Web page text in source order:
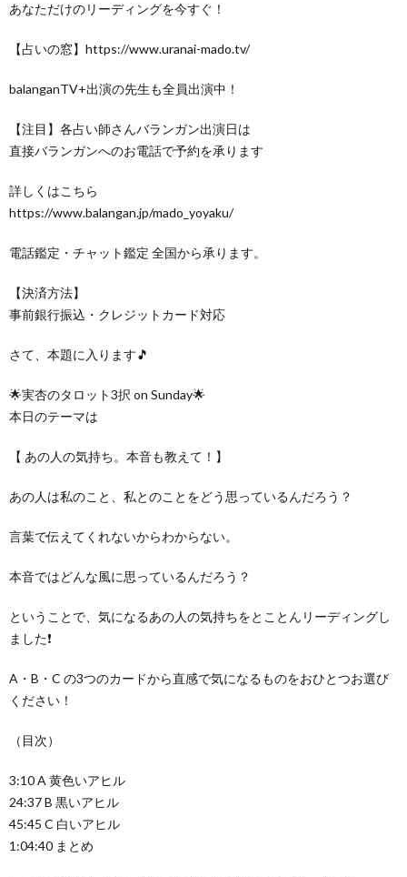
あなただけのリーディングを今すぐ！
【占いの窓】https://www.uranai-mado.tv/
balanganTV+出演の先生も全員出演中！
【注目】各占い師さんバランガン出演日は
直接バランガンへのお電話で予約を承ります
詳しくはこちら
https://www.balangan.jp/mado_yoyaku/
電話鑑定・チャット鑑定 全国から承ります。
【決済方法】
事前銀行振込・クレジットカード対応
さて、本題に入ります🎵
🌟実杏のタロット3択 on Sunday🌟
本日のテーマは
【 あの人の気持ち。本音も教えて！】
あの人は私のこと、私とのことをどう思っているんだろう？
言葉で伝えてくれないからわからない。
本音ではどんな風に思っているんだろう？
ということで、気になるあの人の気持ちをとことんリーディングし
ました❗
A・B・C の3つのカードから直感で気になるものをおひとつお選び
ください！
（目次）
3:10 A 黄色いアヒル
24:37 B 黒いアヒル
45:45 C 白いアヒル
1:04:40 まとめ